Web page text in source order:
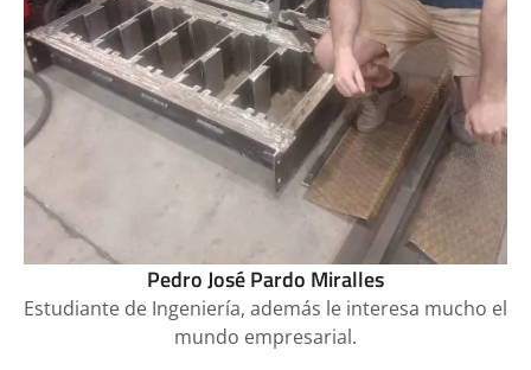
Pedro José Pardo Miralles
Estudiante de Ingeniería, además le interesa mucho el
mundo empresarial.